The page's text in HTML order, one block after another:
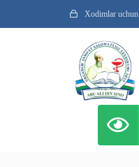
Xodimlar uchun